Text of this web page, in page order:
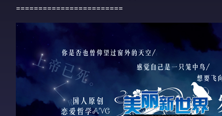
========================